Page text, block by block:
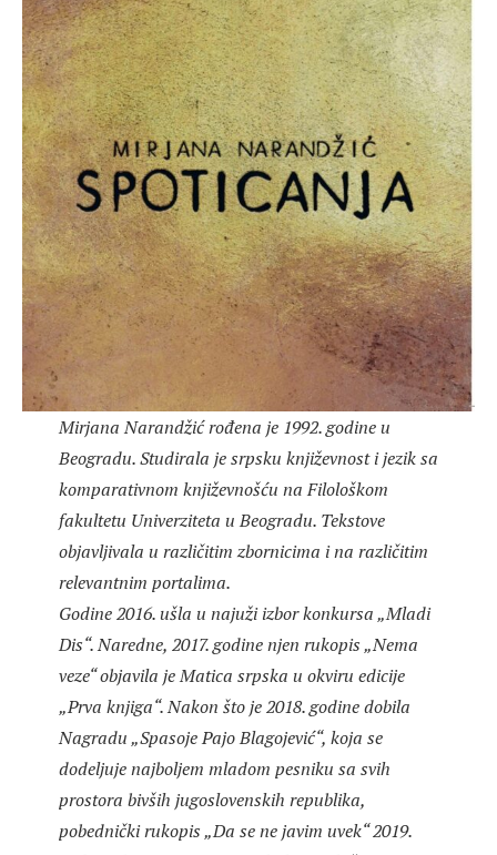
Mirjana Narandžić rođena je 1992. godine u
Beogradu. Studirala je srpsku književnost i jezik sa
komparativnom književnošću na Filološkom
fakultetu Univerziteta u Beogradu. Tekstove
objavljivala u različitim zbornicima i na različitim
relevantnim portalima.
Godine 2016. ušla u najuži izbor konkursa „Mladi
Dis“. Naredne, 2017. godine njen rukopis „Nema
veze“ objavila je Matica srpska u okviru edicije
„Prva knjiga“. Nakon što je 2018. godine dobila
Nagradu „Spasoje Pajo Blagojević“, koja se
dodeljuje najboljem mladom pesniku sa svih
prostora bivših jugoslovenskih republika,
pobednički rukopis „Da se ne javim uvek“ 2019.